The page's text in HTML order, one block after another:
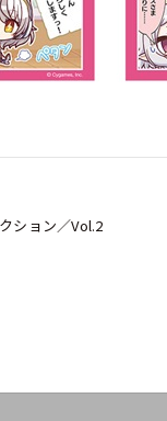
ション／Vol.2